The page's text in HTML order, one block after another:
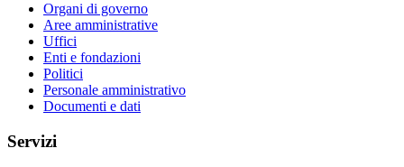
Organi di governo
Aree amministrative
Uffici
Enti e fondazioni
Politici
Personale amministrativo
Documenti e dati
Servizi